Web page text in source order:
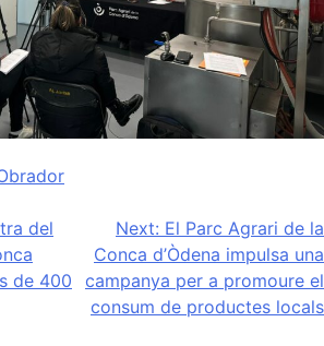
del
de 400
Next: El Parc Agrari de la
Conca d’Òdena impulsa una
campanya per a promoure el
consum de productes locals